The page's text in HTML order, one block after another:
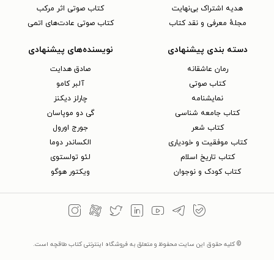
هدیه اشتراک بی‌نهایت
مجلهٔ معرفی و نقد کتاب
کتاب صوتی اثر مرکب
کتاب صوتی عادت‌های اتمی
دسته بندی پیشنهادی
رمان عاشقانه
کتاب‌ صوتی
نمایشنامه
کتاب جامعه شناسی
کتاب شعر
کتاب موفقیت و خودیاری
کتاب تاریخ اسلام
کتاب کودک و نوجوان
نویسنده‌های پیشنهادی
صادق هدایت
آلبر کامو
چارلز دیکنز
گی دو موپاسان
جورج اورول
الکساندر دوما
لئو تولستوی
ویکتور هوگو
© کلیه حقوق این سایت محفوظ و متعلق به فروشگاه اینترنتی کتاب طاقچه است.